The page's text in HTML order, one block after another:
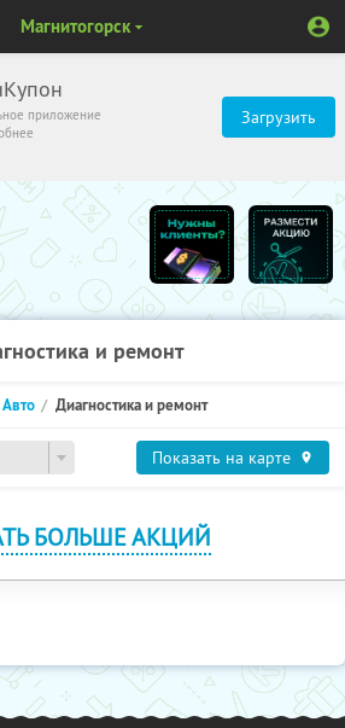
приложение
Загрузить
Магнитогорск
и ремонт
Авто Диагностика и ремонт
Показать на карте
БОЛЬШЕ АКЦИЙ